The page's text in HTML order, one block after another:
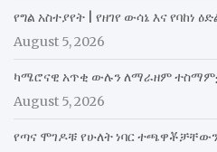
የግል አስተያየት | የዘገየ ውሳኔ እና የባከነ
August 5, 2026
ካሜሮናዊ አጥቂ ውሉን ለማራዘም
August 5, 2026
የጣና ሞገዶቹ የሁለት ነባር